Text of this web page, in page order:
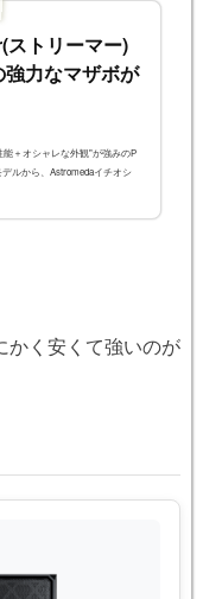
トリーマー)
力なマザボが
＋オシャレな外観"が強みのP
ルから、Astromedaイチオシ
5000円引きクーポンコードも
かく安くて強いのが